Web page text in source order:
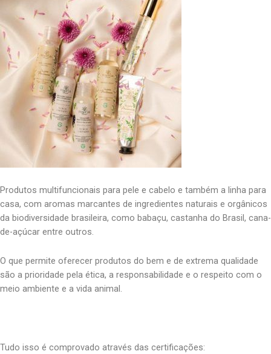
Produtos multifuncionais para pele e cabelo e também a linha para
casa, com aromas marcantes de ingredientes naturais e orgânicos
da biodiversidade brasileira, como babaçu, castanha do Brasil, cana-
de-açúcar entre outros.
O que permite oferecer produtos do bem e de extrema qualidade
são a prioridade pela ética, a responsabilidade e o respeito com o
meio ambiente e a vida animal.
Tudo isso é comprovado através das certificações: